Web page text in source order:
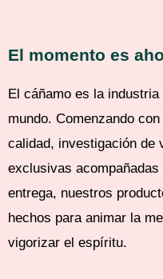
El momento es
El cáñamo es la
mundo. Comenzando
calidad, investigación de
exclusivas
entrega, nuestros
hechos para animar la
vigorizar el espíritu.